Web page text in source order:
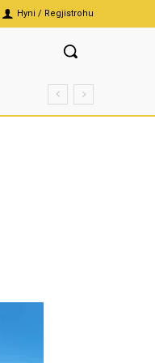
Hyni / Regjistrohu